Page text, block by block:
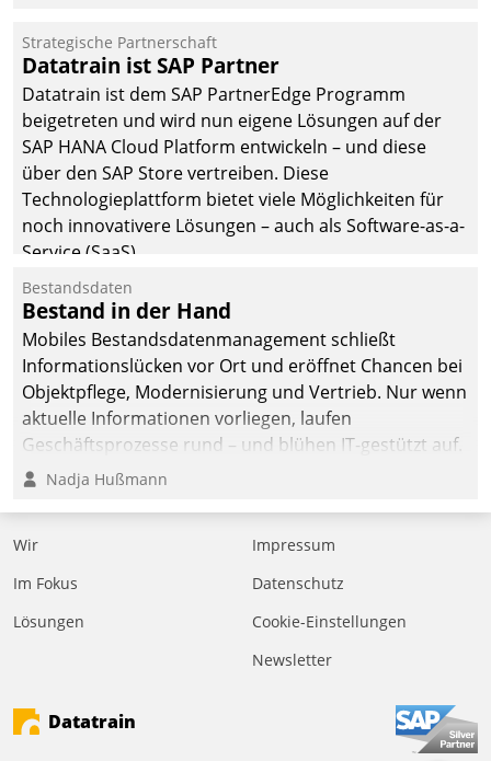
Einsparungen durch optimierte und automatisierte
Prozesse. Doch man darf nicht zu viel erwarten: Allein
mit der Einführung einer neuen Software ist es nicht
getan. Die Digitalisierung erfordert von Unternehmen
die Bereitschaft, sich zu überprüfen, zu hinterfragen
und zu verändern.
Strategische Partnerschaft
Datatrain ist SAP Partner
Datatrain ist dem SAP PartnerEdge Programm
beigetreten und wird nun eigene Lösungen auf der
SAP HANA Cloud Platform entwickeln – und diese
über den SAP Store vertreiben. Diese
Technologieplattform bietet viele Möglichkeiten für
noch innovativere Lösungen – auch als Software-as-a-
Service (SaaS).
Bestandsdaten
Bestand in der Hand
Mobiles Bestandsdatenmanagement schließt
Informationslücken vor Ort und eröffnet Chancen bei
Objektpflege, Modernisierung und Vertrieb. Nur wenn
aktuelle Informationen vorliegen, laufen
Geschäftsprozesse rund – und blühen IT-gestützt auf.
Nadja Hußmann
Wir
Im Fokus
Lösungen
Impressum
Datenschutz
Cookie-Einstellungen
Newsletter
Datatrain